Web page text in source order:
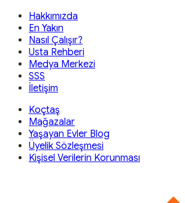
Hakkımızda
En Yakın
Nasıl Çalışır?
Usta Rehberi
Medya Merkezi
SSS
İletişim
Koçtaş
Mağazalar
Yaşayan Evler Blog
Üyelik Sözleşmesi
Kişisel Verilerin Korunması